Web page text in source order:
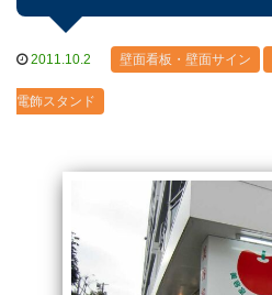
2011.10.2 壁面看板・壁面サイン
電飾スタンド